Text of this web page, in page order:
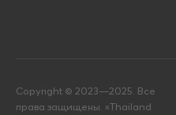
Copyright © 2023—2025. Все
права защищены. «Thailand